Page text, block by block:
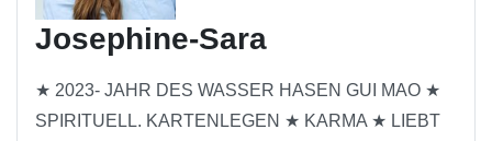
Josephine-Sara
★ 2023- JAHR DES WASSER HASEN GUI MAO ★
SPIRITUELL. KARTENLEGEN ★ KARMA ★ LIEBT